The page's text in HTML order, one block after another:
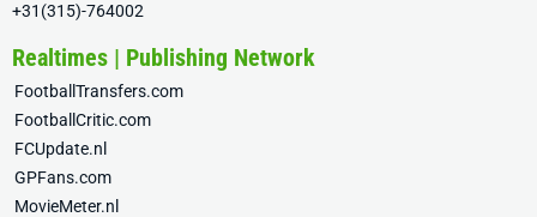
+31(315)-764002
Realtimes | Publishing Network
FootballTransfers.com
FootballCritic.com
FCUpdate.nl
GPFans.com
MovieMeter.nl